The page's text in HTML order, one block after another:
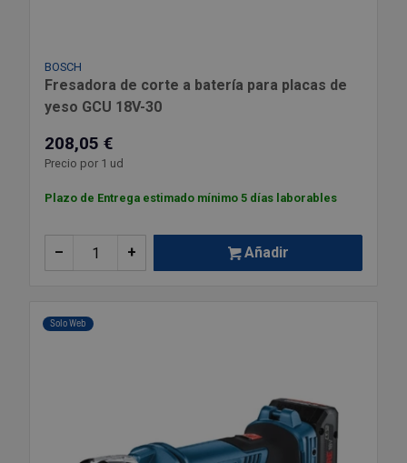
BOSCH
Fresadora de corte a batería para placas de
yeso GCU 18V-30
208,05 €
Precio por 1 ud
Plazo de Entrega estimado mínimo 5 días laborables
+
– Añadir
Solo Web